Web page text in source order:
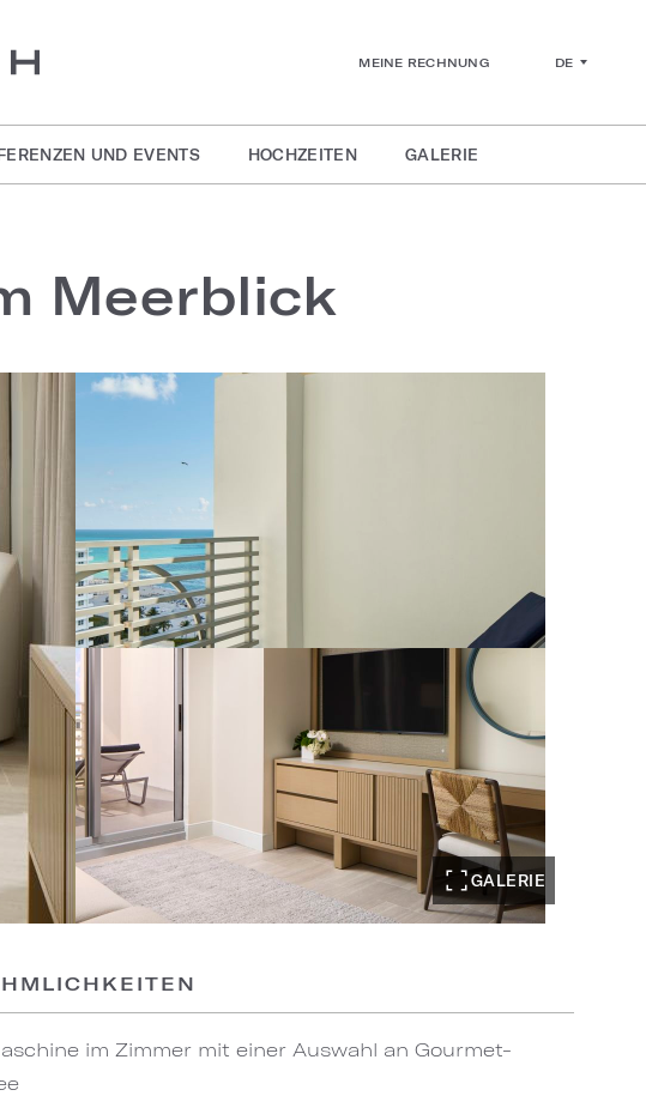
MEINE RECHNUNG DE
UND EVENTS HOCHZEITEN GALERIE
Meerblick
GALERIE
im Zimmer mit einer Auswahl an Gourmet-